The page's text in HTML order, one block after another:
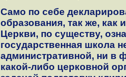
Само по себе
образования, так же, как
Церкви, по существу,
государственная школа
административной, ни в
какой-либо церковной